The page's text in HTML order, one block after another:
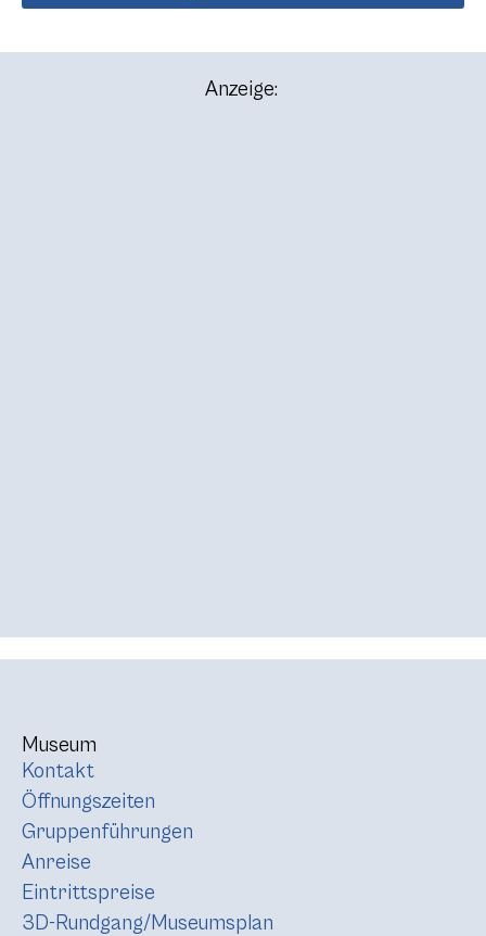
Anzeige:
Museum
Kontakt
Öffnungszeiten
Gruppenführungen
Anreise
Eintrittspreise
3D-Rundgang/Museumsplan